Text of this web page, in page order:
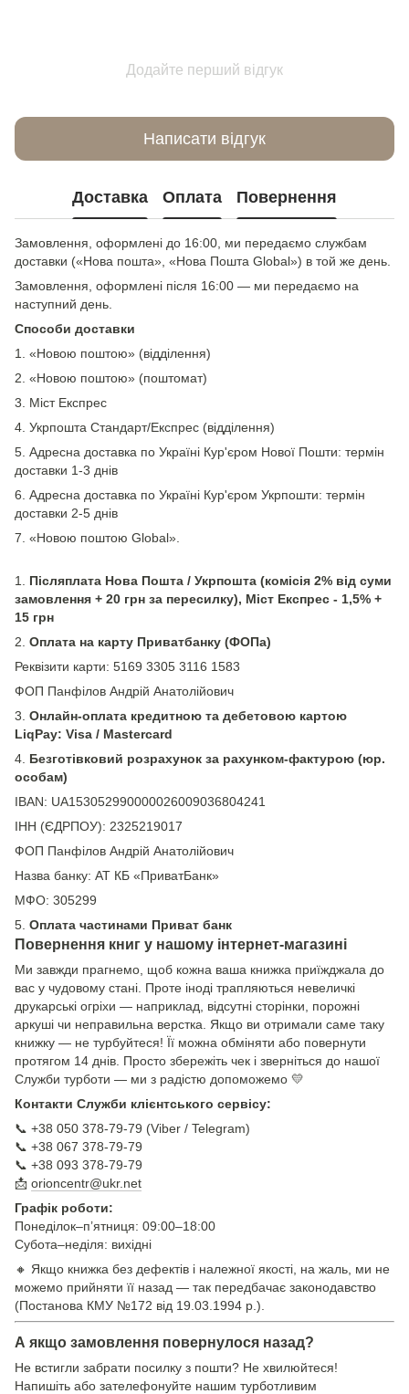
Додайте перший відгук
Написати відгук
Доставка Оплата Повернення
Замовлення, оформлені до 16:00, ми передаємо службам
доставки («Нова пошта», «Нова Пошта Global») в той же день.
Замовлення, оформлені після 16:00 — ми передаємо на
наступний день.
Способи доставки
1. «Новою поштою» (відділення)
2. «Новою поштою» (поштомат)
3. Міст Експрес
4. Укрпошта Стандарт/Експрес (відділення)
5. Адресна доставка по Україні Кур'єром Нової Пошти: термін
доставки 1-3 днів
6. Адресна доставка по Україні Кур'єром Укрпошти: термін
доставки 2-5 днів
7. «Новою поштою Global».
1. Післяплата Нова Пошта / Укрпошта (комісія 2% від суми
замовлення + 20 грн за пересилку), Міст Експрес - 1,5% +
15 грн
2. Оплата на карту Приватбанку (ФОПа)
Реквізити карти: 5169 3305 3116 1583
ФОП Панфілов Андрій Анатолійович
3. Онлайн-оплата кредитною та дебетовою картою
LiqPay: Visa / Mastercard
4. Безготівковий розрахунок за рахунком-фактурою (юр.
особам)
IBAN: UA153052990000026009036804241
ІНН (ЄДРПОУ): 2325219017
ФОП Панфілов Андрій Анатолійович
Назва банку: АТ КБ «ПриватБанк»
МФО: 305299
5. Оплата частинами Приват банк
Повернення книг у нашому інтернет-магазині
Ми завжди прагнемо, щоб кожна ваша книжка приїжджала до
вас у чудовому стані. Проте іноді трапляються невеличкі
друкарські огріхи — наприклад, відсутні сторінки, порожні
аркуші чи неправильна верстка. Якщо ви отримали саме таку
книжку — не турбуйтеся! Її можна обміняти або повернути
протягом 14 днів. Просто збережіть чек і зверніться до нашої
Служби турботи — ми з радістю допоможемо 💛
Контакти Служби клієнтського сервісу:
📞 +38 050 378-79-79 (Viber / Telegram)
📞 +38 067 378-79-79
📞 +38 093 378-79-79
📩 orioncentr@ukr.net
Графік роботи:
Понеділок–п’ятниця: 09:00–18:00
Субота–неділя: вихідні
🔸 Якщо книжка без дефектів і належної якості, на жаль, ми не
можемо прийняти її назад — так передбачає законодавство
(Постанова КМУ №172 від 19.03.1994 р.).
А якщо замовлення повернулося назад?
Не встигли забрати посилку з пошти? Не хвилюйтеся!
Напишіть або зателефонуйте нашим турботливим